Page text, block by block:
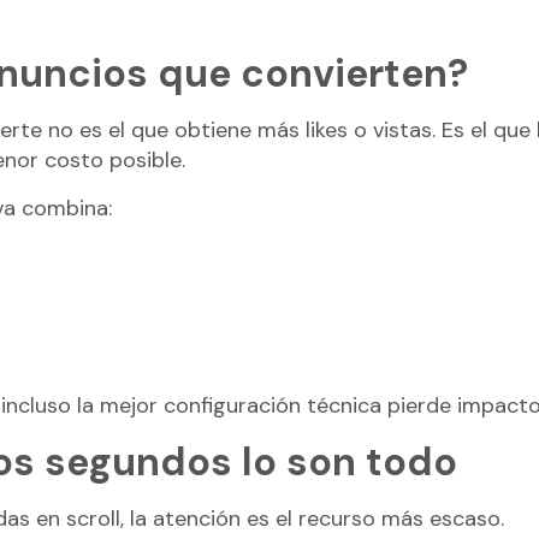
que convierten?
no es el que obtiene más likes o vistas. Es el
costo posible.
combina:
la mejor configuración técnica pierde
segundos lo son todo
en scroll, la atención es el recurso más escaso.